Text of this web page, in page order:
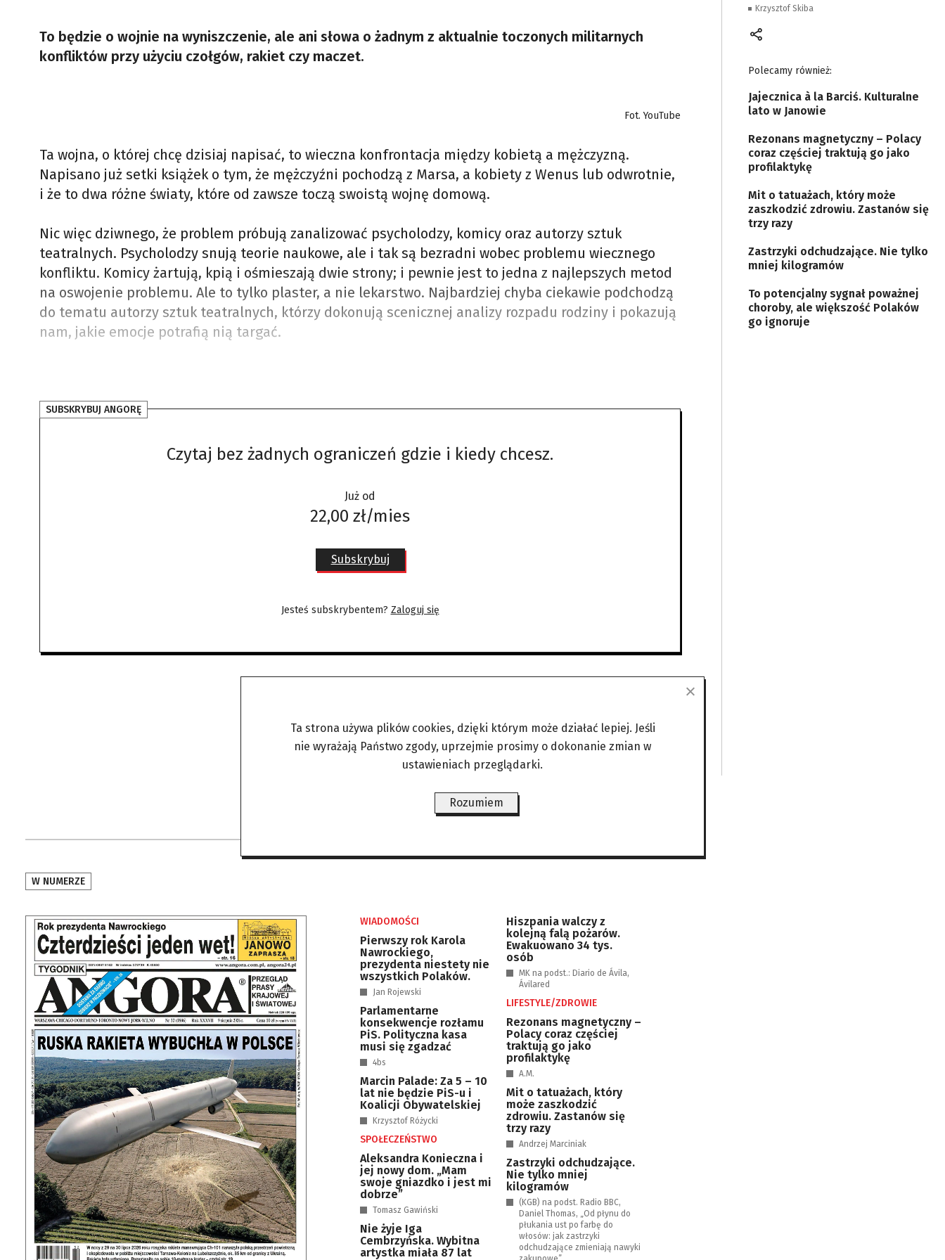
To będzie o wojnie na wyniszczenie, ale ani słowa o żadnym z aktualnie toczonych militarnych
konfliktów przy użyciu czołgów, rakiet czy maczet.
Fot. YouTube
Ta wojna, o której chcę dzisiaj napisać, to wieczna konfrontacja między kobietą a mężczyzną.
Napisano już setki książek o tym, że mężczyźni pochodzą z Marsa, a kobiety z Wenus lub odwrotnie,
i że to dwa różne światy, które od zawsze toczą swoistą wojnę domową.
Nic więc dziwnego, że problem próbują zanalizować psycholodzy, komicy oraz autorzy sztuk
teatralnych. Psycholodzy snują teorie naukowe, ale i tak są bezradni wobec problemu wiecznego
konfliktu. Komicy żartują, kpią i ośmieszają dwie strony; i pewnie jest to jedna z najlepszych metod
na oswojenie problemu. Ale to tylko plaster, a nie lekarstwo. Najbardziej chyba ciekawie podchodzą
do tematu autorzy sztuk teatralnych, którzy dokonują scenicznej analizy rozpadu rodziny i pokazują
nam, jakie emocje potrafią nią targać.
SUBSKRYBUJ ANGORĘ
Czytaj bez żadnych ograniczeń gdzie i kiedy chcesz.
Już od
22,00 zł/mies
Subskrybuj
Jesteś subskrybentem? Zaloguj się
Krzysztof Skiba
Polecamy również:
Jajecznica à la Barciś. Kulturalne
lato w Janowie
Rezonans magnetyczny – Polacy
coraz częściej traktują go jako
profilaktykę
Mit o tatuażach, który może
zaszkodzić zdrowiu. Zastanów się
trzy razy
Zastrzyki odchudzające. Nie tylko
mniej kilogramów
To potencjalny sygnał poważnej
choroby, ale większość Polaków
go ignoruje
W NUMERZE
WIADOMOŚCI
Pierwszy rok Karola
Nawrockiego,
prezydenta niestety nie
wszystkich Polaków.
Jan Rojewski
Parlamentarne
konsekwencje rozłamu
PiS. Polityczna kasa
musi się zgadzać
4bs
Marcin Palade: Za 5 – 10
lat nie będzie PiS-u i
Koalicji Obywatelskiej
Krzysztof Różycki
SPOŁECZEŃSTWO
Aleksandra Konieczna i
jej nowy dom. „Mam
swoje gniazdko i jest mi
dobrze”
Tomasz Gawiński
Nie żyje Iga
Cembrzyńska. Wybitna
artystka miała 87 lat
Hiszpania walczy z
kolejną falą pożarów.
Ewakuowano 34 tys.
osób
MK na podst.: Diario de Ávila,
Ávilared
LIFESTYLE/ZDROWIE
Rezonans magnetyczny –
Polacy coraz częściej
traktują go jako
profilaktykę
A.M.
Mit o tatuażach, który
może zaszkodzić
zdrowiu. Zastanów się
trzy razy
Andrzej Marciniak
Zastrzyki odchudzające.
Nie tylko mniej
kilogramów
(KGB) na podst. Radio BBC,
Daniel Thomas, „Od płynu do
płukania ust po farbę do
włosów: jak zastrzyki
odchudzające zmieniają nawyki
Ta strona używa plików cookies, dzięki którym może działać lepiej. Jeśli
nie wyrażają Państwo zgody, uprzejmie prosimy o dokonanie zmian w
ustawieniach przeglądarki.
Rozumiem